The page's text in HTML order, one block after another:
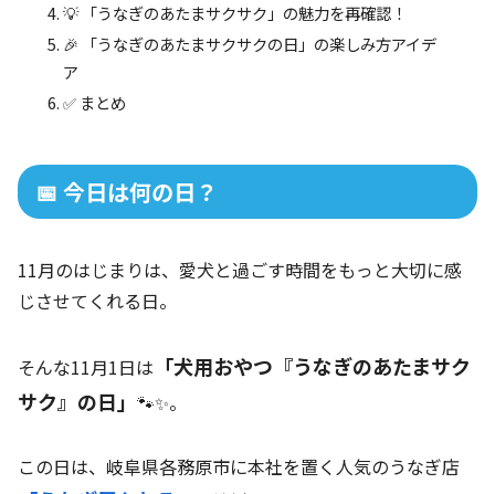
💡 「うなぎのあたまサクサク」の魅力を再確認！
🎉 「うなぎのあたまサクサクの日」の楽しみ方アイデ
ア
✅ まとめ
📅 今日は何の日？
11月のはじまりは、愛犬と過ごす時間をもっと大切に感
じさせてくれる日。
そんな11月1日は 「犬用おやつ『うなぎのあたまサク
サク』の日」 🐾✨。
この日は、岐阜県各務原市に本社を置く人気のうなぎ店